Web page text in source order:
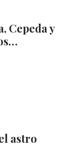
Cepeda y
astro